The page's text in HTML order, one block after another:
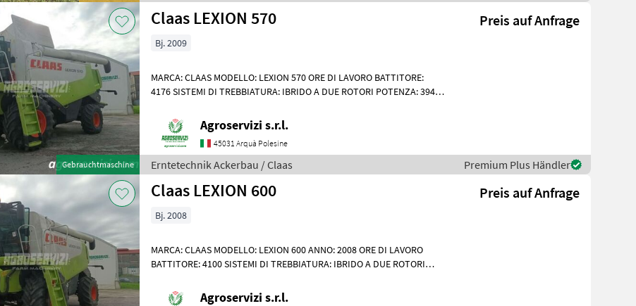
Gebrauchtmaschine
Claas LEXION 570 Preis auf Anfrage
Bj. 2009
MARCA: CLAAS MODELLO: LEXION 570 ORE DI LAVORO BATTITORE:
4176 SISTEMI DI TREBBIATURA: IBRIDO A DUE ROTORI POTENZA: 394
Agroservizi s.r.l.
45031 Arquà Polesine
Erntetechnik Ackerbau / Claas Premium Plus Händler
Claas LEXION 600 Preis auf Anfrage
Bj. 2008
MARCA: CLAAS MODELLO: LEXION 600 ANNO: 2008 ORE DI LAVORO
BATTITORE: 4100 SISTEMI DI TREBBIATURA: IBRIDO A DUE ROTORI
Agroservizi s.r.l.